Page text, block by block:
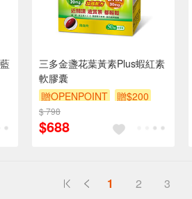
三多金盞花葉黃素Plus蝦紅素
軟膠囊
贈OPENPOINT
贈$200
$ 798
$688
1 2 3